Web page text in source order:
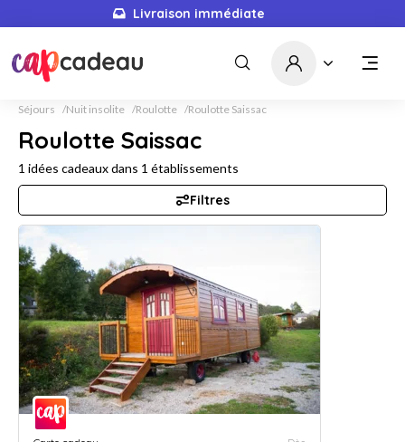
Livraison immédiate
Séjours Nuit insolite Roulotte Roulotte Saissac
Roulotte Saissac
1 idées cadeaux dans 1 établissements
Filtres